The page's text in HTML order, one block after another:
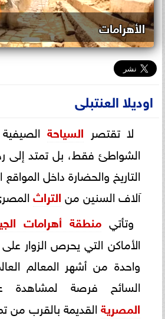
الأهرامات
اوديلا العنتبلى
لا تقتصر السياحة
الشواطئ فقط، بل تمتد
التاريخ والحضارة داخل المواقع
آلاف السنين من التراث
وتأتي منطقة أهرامات
الأماكن التي يحرص الزوار على
واحدة من أشهر المعالم
السائح فرصة لمشاهدة
المصرية القديمة بالقرب من